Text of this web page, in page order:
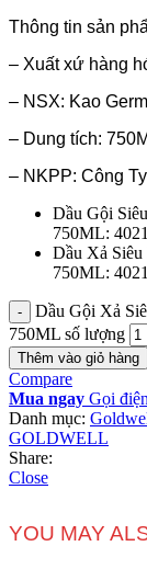
Thông tin sản
– Xuất xứ hàng
– NSX: Kao
– Dung tích:
– NKPP: Công
Dầu Gội
750ML:
Dầu Xả
750ML:
Dầu Gội Xả
750ML số lượng
Thêm vào giỏ hàng
Compare
Mua ngay Gọi
Danh mục:
GOLDWELL
Share:
Close
YOU MAY